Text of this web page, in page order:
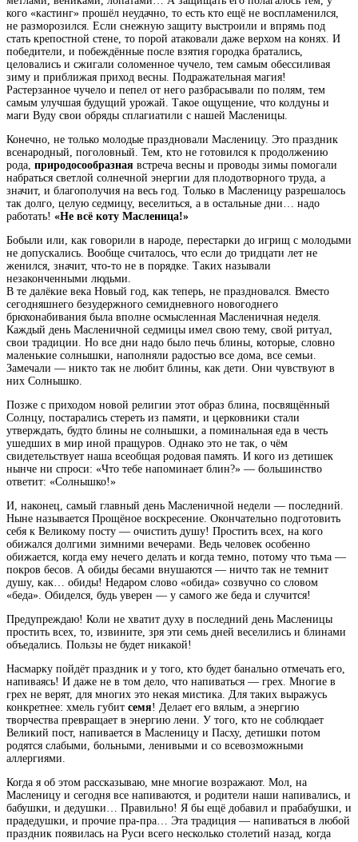
кого «кастинг» прошёл неудачно, то есть кто ещё не воспламенился,
не разморозился. Если снежную защиту выстроили и впрямь под
стать крепостной стене, то порой атаковали даже верхом на конях. И
победители, и побеждённые после взятия городка братались,
целовались и сжигали соломенное чучело, тем самым обессиливая
зиму и приближая приход весны. Подражательная магия!
Растерзанное чучело и пепел от него разбрасывали по полям, тем
самым улучшая будущий урожай. Такое ощущение, что колдуны и
маги Вуду свои обряды сплагиатили с нашей Масленицы.
Конечно, не только молодые праздновали Масленицу. Это праздник
всенародный, поголовный. Тем, кто не готовился к продолжению
рода, природосообразная встреча весны и проводы зимы помогали
набраться светлой солнечной энергии для плодотворного труда, а
значит, и благополучия на весь год. Только в Масленицу разрешалось
так долго, целую седмицу, веселиться, а в остальные дни… надо
работать! «Не всё коту Масленица!»
Бобыли или, как говорили в народе, перестарки до игрищ с молодыми
не допускались. Вообще считалось, что если до тридцати лет не
женился, значит, что-то не в порядке. Таких называли
незаконченными людьми.
В те далёкие века Новый год, как теперь, не праздновался. Вместо
сегодняшнего безудержного семидневного новогоднего
брюхонабивания была вполне осмысленная Масленичная неделя.
Каждый день Масленичной седмицы имел свою тему, свой ритуал,
свои традиции. Но все дни надо было печь блины, которые, словно
маленькие солнышки, наполняли радостью все дома, все семьи.
Замечали — никто так не любит блины, как дети. Они чувствуют в
них Солнышко.
Позже с приходом новой религии этот образ блина, посвящённый
Солнцу, постарались стереть из памяти, и церковники стали
утверждать, будто блины не солнышки, а поминальная еда в честь
ушедших в мир иной пращуров. Однако это не так, о чём
свидетельствует наша всеобщая родовая память. И кого из детишек
нынче ни спроси: «Что тебе напоминает блин?» — большинство
ответит: «Солнышко!»
И, наконец, самый главный день Масленичной недели — последний.
Ныне называется Прощёное воскресение. Окончательно подготовить
себя к Великому посту — очистить душу! Простить всех, на кого
обижался долгими зимними вечерами. Ведь человек особенно
обижается, когда ему нечего делать и когда темно, потому что тьма —
покров бесов. А обиды бесами внушаются — ничто так не темнит
душу, как… обиды! Недаром слово «обида» созвучно со словом
«беда». Обиделся, будь уверен — у самого же беда и случится!
Предупреждаю! Коли не хватит духу в последний день Масленицы
простить всех, то, извините, зря эти семь дней веселились и блинами
объедались. Пользы не будет никакой!
Насмарку пойдёт праздник и у того, кто будет банально отмечать его,
напиваясь! И даже не в том дело, что напиваться — грех. Многие в
грех не верят, для многих это некая мистика. Для таких выражусь
конкретнее: хмель губит семя! Делает его вялым, а энергию
творчества превращает в энергию лени. У того, кто не соблюдает
Великий пост, напивается в Масленицу и Пасху, детишки потом
родятся слабыми, больными, ленивыми и со всевозможными
аллергиями.
Когда я об этом рассказываю, мне многие возражают. Мол, на
Масленицу и сегодня все напиваются, и родители наши напивались, и
бабушки, и дедушки… Правильно! Я бы ещё добавил и прабабушки, и
прадедушки, и прочие пра-пра… Эта традиция — напиваться в любой
праздник появилась на Руси всего несколько столетий назад, когда